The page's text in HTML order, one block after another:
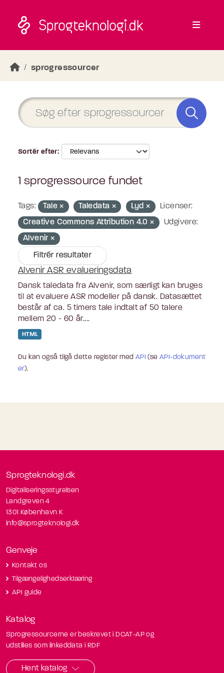
sprogressourcer
Sortér efter
1 sprogressource fundet
Tags: Tale Taledata Lyd
Licenser:
Creative Commons Attribution 4.0
Udgivere:
Alvenir
Filtrér resultater
Alvenir ASR evalueringsdata
Dansk taledata fra Alvenir, som særligt kan bruges
til at evaluere ASR modeller på dansk. Datasættet
består af ca. 5 timers tale indtalt af 50 talere
mellem 20 - 60 år....
HTML
Du kan også tilgå dette register med API (seAPI-dokument
er).
Sprogteknologi.dk
Digitaliseringsstyrelsen
Landgreven 4
1301 København K
info@sprogteknologi.dk
Genveje
Kontakt os
Tilgængelighedserklæring
API guide
Katalog
Sprogressourcerne er beskrevet i DCAT-AP og
udstilles som linkeddata i RDF
Hent katalog